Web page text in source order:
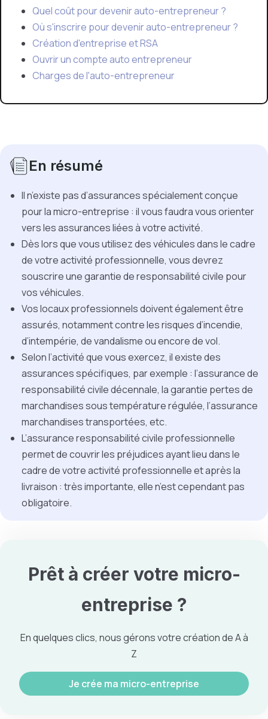
Quel coût pour devenir auto-entrepreneur ?
Où s'inscrire pour devenir auto-entrepreneur ?
Création d'entreprise et RSA
Ouvrir un compte auto entrepreneur
Charges de l'auto-entrepreneur
En résumé
Il n’existe pas d’assurances spécialement conçue
pour la micro-entreprise : il vous faudra vous orienter
vers les assurances liées à votre activité.
Dès lors que vous utilisez des véhicules dans le cadre
de votre activité professionnelle, vous devrez
souscrire une garantie de responsabilité civile pour
vos véhicules.
Vos locaux professionnels doivent également être
assurés, notamment contre les risques d’incendie,
d’intempérie, de vandalisme ou encore de vol.
Selon l’activité que vous exercez, il existe des
assurances spécifiques, par exemple : l’assurance de
responsabilité civile décennale, la garantie pertes de
marchandises sous température régulée, l’assurance
marchandises transportées, etc.
L’assurance responsabilité civile professionnelle
permet de couvrir les préjudices ayant lieu dans le
cadre de votre activité professionnelle et après la
livraison : très importante, elle n’est cependant pas
obligatoire.
Prêt à créer votre micro-
entreprise ?
En quelques clics, nous gérons votre création de A à
Z
Je crée ma micro-entreprise